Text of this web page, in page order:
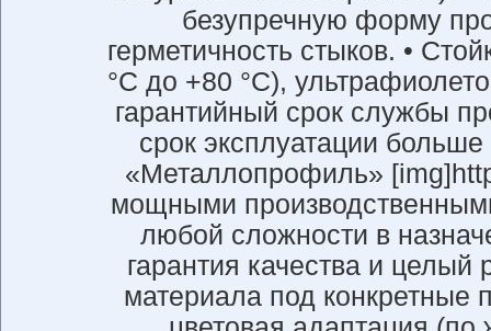
безупречную форму
герметичность стыков. •
°C до +80 °C),
гарантийный срок службы
срок эксплуатации
«Металлопрофиль»
мощными
любой сложности в
гарантия качества и
материала под конкретные